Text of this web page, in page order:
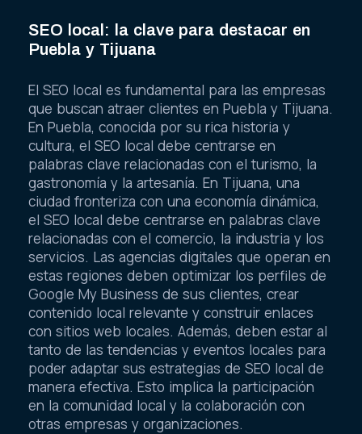
SEO local: la clave para destacar en
Puebla y Tijuana
El SEO local es fundamental para las empresas
que buscan atraer clientes en Puebla y Tijuana.
En Puebla, conocida por su rica historia y
cultura, el SEO local debe centrarse en
palabras clave relacionadas con el turismo, la
gastronomía y la artesanía. En Tijuana, una
ciudad fronteriza con una economía dinámica,
el SEO local debe centrarse en palabras clave
relacionadas con el comercio, la industria y los
servicios. Las agencias digitales que operan en
estas regiones deben optimizar los perfiles de
Google My Business de sus clientes, crear
contenido local relevante y construir enlaces
con sitios web locales. Además, deben estar al
tanto de las tendencias y eventos locales para
poder adaptar sus estrategias de SEO local de
manera efectiva. Esto implica la participación
en la comunidad local y la colaboración con
otras empresas y organizaciones.